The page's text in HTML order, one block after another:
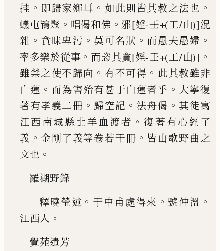
挂 。 即歸家鄉耳 。 如此則皆其教之法也 。
蟻屯鴇聚 。 唱偈和佛 。 邪[婬-壬+(工/山)]混
雜 。 貪昧卑污 。 莫可名狀 。 而愚夫愚婦 。
率多樂於從事 。 而恣其貪[婬-壬+(工/山)] 。
雖禁之使不歸向 。 有不可得 。 此其教雖非
白蓮 。 而為害殆有甚于白蓮者乎 。 大寧復
著有孝義二冊 。 歸空記 。 法舟偈 。其徒寓
江西南城縣北羊血渡者 。 復著有心經了
義 。 金剛了義等卷若干冊 。 皆山歌野曲之
文也 。
羅湖野錄
釋曉瑩述 。 于中甫處得來 。號仲溫 。
江西人 。
覺苑遺芳